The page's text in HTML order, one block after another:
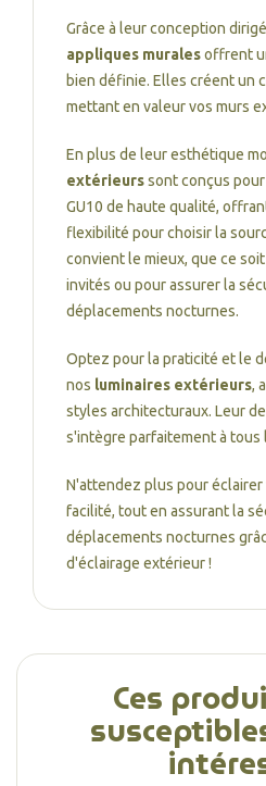
Grâce à leur conception
appliques muralesoffrent
bien définie. Elles créent un
mettant en valeur vos murs
En plus de leur esthétique
extérieurssont conçus
GU10 de haute qualité,
flexibilité pour choisir la
convient le mieux, que ce
invités ou pour assurer la
déplacements nocturnes.
Optez pour la praticité et le
nos luminaires extérieurs,
styles architecturaux. Leur
s'intègre parfaitement à tous
N'attendez plus pour
facilité, tout en assurant la
déplacements nocturnes
d'éclairage extérieur !
Ces